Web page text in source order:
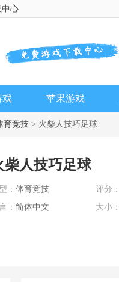
中心
戏 苹果游戏
育竞技 > 火柴人技巧足球
柴人技巧足球
： 体育竞技 评分：
： 简体中文 大小：